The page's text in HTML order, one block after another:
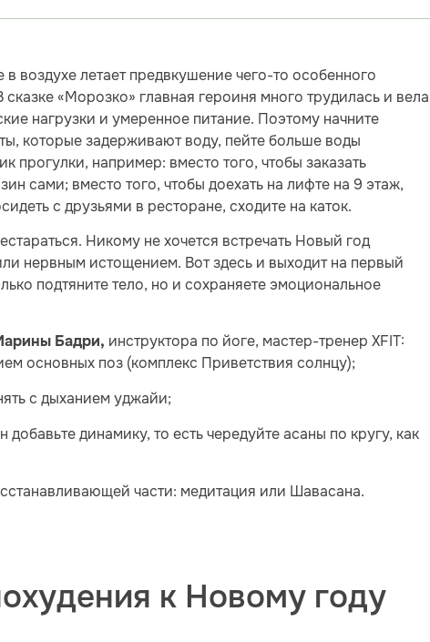
воздухе летает предвкушение чего-то особенного
«Морозко» главная героиня много трудилась и вела
нагрузки и умеренное питание. Поэтому начните
которые задерживают воду, пейте больше воды
прогулки, например: вместо того, чтобы заказать
сами; вместо того, чтобы доехать на лифте на 9 этаж,
с друзьями в ресторане, сходите на каток.
Никому не хочется встречать Новый год
нервным истощением. Вот здесь и выходит на первый
подтяните тело, но и сохраняете эмоциональное
Бадри, инструктора по йоге, мастер-тренер XFIT:
основных поз (комплекс Приветствия солнцу);
с дыханием уджайи;
динамику, то есть чередуйте асаны по кругу, как
части: медитация или Шавасана.
к Новому году